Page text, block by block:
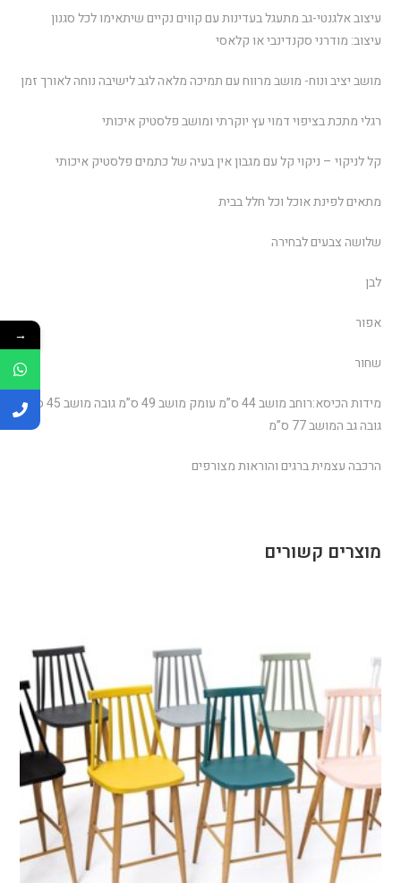
עיצוב אלגנטי-גב מתעגל בעדינות עם קווים נקיים שיתאימו לכל סגנון
עיצוב: מודרני סקנדינבי או קלאסי
מושב יציב ונוח- מושב מרווח עם תמיכה מלאה לגב לישיבה נוחה לאורך זמן
רגלי מתכת בציפוי דמוי עץ יוקרתי ומושב פלסטיק איכותי
קל לניקוי – ניקוי קל עם מגבון אין בעיה של כתמים פלסטיק איכותי
מתאים לפינת אוכל וכל חלל בבית
שלושה צבעים לבחירה
לבן
אפור
שחור
מידות הכיסא:רוחב מושב 44 ס”מ עומק מושב 49 ס”מ גובה מושב 45 ס”מ
גובה גב המושב 77 ס”מ
הרכבה עצמית ברגים והוראות מצורפים
מוצרים קשורים
→